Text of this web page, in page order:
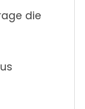
die